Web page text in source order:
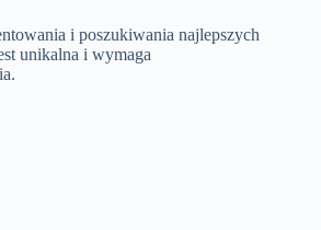
i poszukiwania najlepszych
unikalna i wymaga